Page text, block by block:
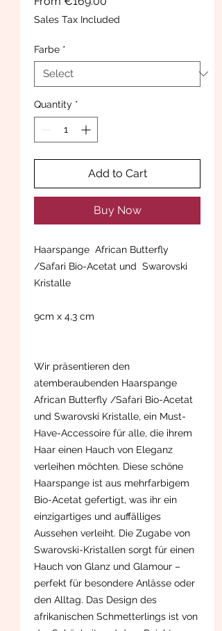
Price
Sales Tax Included
Farbe *
Quantity *
Add to Cart
Buy Now
Haarspange African Butterfly
/Safari Bio-Acetat und Swarovski
Kristalle
9cm x 4,3 cm
Wir präsentieren den
atemberaubenden Haarspange
African Butterfly /Safari Bio-Acetat
und Swarovski Kristalle, ein Must-
Have-Accessoire für alle, die ihrem
Haar einen Hauch von Eleganz
verleihen möchten. Diese schöne
Haarspange ist aus mehrfarbigem
Bio-Acetat gefertigt, was ihr ein
einzigartiges und auffälliges
Aussehen verleiht. Die Zugabe von
Swarovski-Kristallen sorgt für einen
Hauch von Glanz und Glamour –
perfekt für besondere Anlässe oder
den Alltag. Das Design des
afrikanischen Schmetterlings ist von